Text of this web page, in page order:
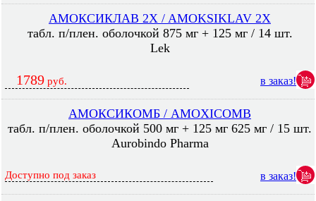
АМОКСИКЛАВ 2X / AMOKSIKLAV 2X
табл. п/плен. оболочкой 875 мг + 125 мг / 14 шт.
Lek
1789 руб. в заказ!
АМОКСИКОМБ / AMOXICOMB
табл. п/плен. оболочкой 500 мг + 125 мг 625 мг / 15 шт.
Aurobindo Pharma
Доступно под заказ в заказ!